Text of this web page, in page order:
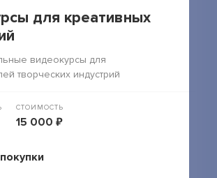
для креативных
видеокурсы для
творческих индустрий
СТОИМОСТЬ
15 000 ₽